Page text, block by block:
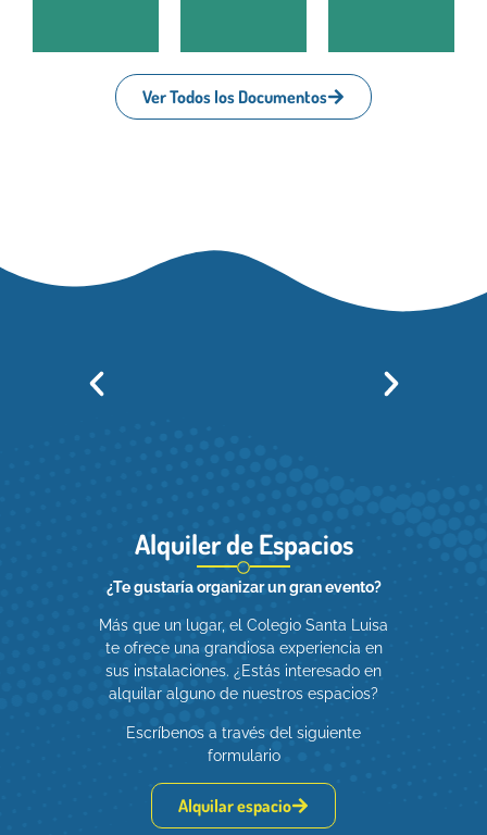
PROTEGIDOS
Ver
Ver Todos los Documentos
Alquiler de Espacios
¿Te gustaría organizar un gran evento?
Más que un lugar, el Colegio Santa Luisa
te ofrece una grandiosa experiencia en
sus instalaciones. ¿Estás interesado en
alquilar alguno de nuestros espacios?
Escríbenos a través del siguiente
formulario
Alquilar espacio